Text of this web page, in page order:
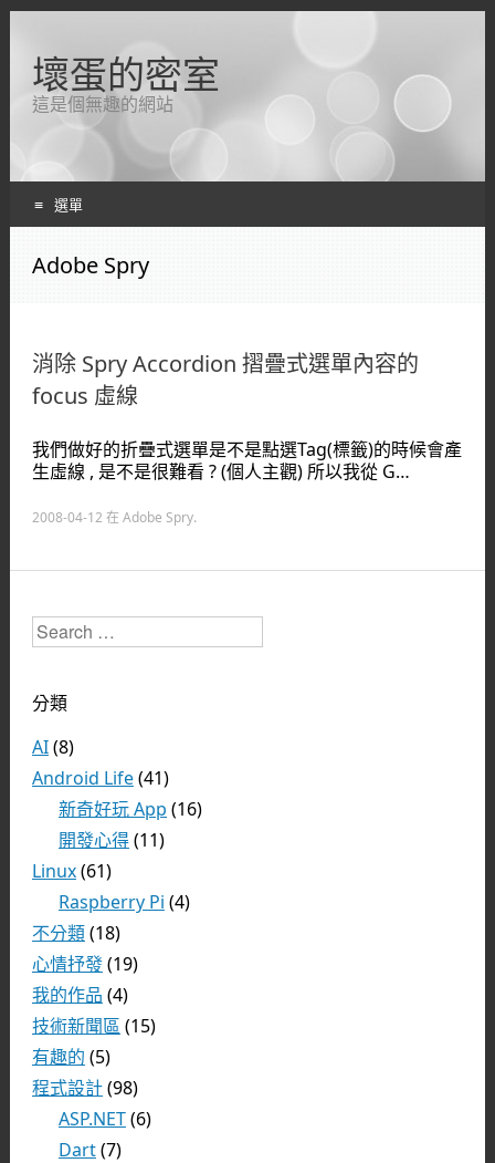
壞蛋的密室
這是個無趣的網站
選單
Adobe Spry
消除 Spry Accordion 摺疊式選單內容的
focus 虛線
我們做好的折疊式選單是不是點選Tag(標籤)的時候會產
生虛線 , 是不是很難看 ? (個人主觀) 所以我從 G…
2008-04-12 在 Adobe Spry.
Search
分類
AI(8)
Android Life(41)
新奇好玩 App (16)
開發心得(11)
Linux(61)
Raspberry Pi (4)
不分類(18)
心情抒發(19)
我的作品 (4)
技術新聞區 (15)
有趣的 (5)
程式設計(98)
ASP.NET(6)
Dart(7)